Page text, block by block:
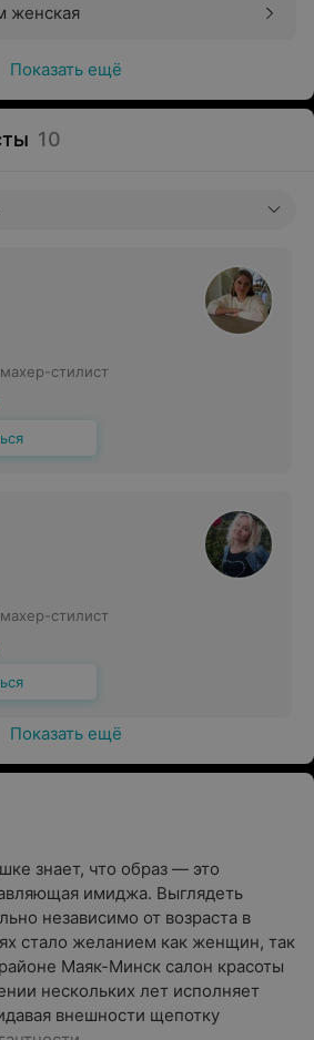
женская
Показать ещё
10
стилист
стилист
Показать ещё
знает, что образ — это
имиджа. Выглядеть
независимо от возраста в
стало желанием как женщин, так
Маяк-Минск салон красоты
нескольких лет исполняет
внешности щепотку